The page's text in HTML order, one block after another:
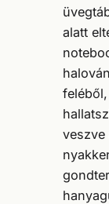
alatt
veszve